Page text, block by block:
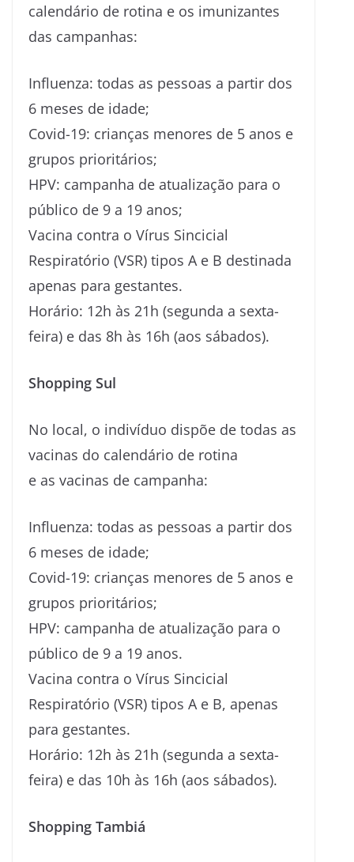
calendário de rotina e os imunizantes
das campanhas:
Influenza: todas as pessoas a partir dos
6 meses de idade;
Covid-19: crianças menores de 5 anos e
grupos prioritários;
HPV: campanha de atualização para o
público de 9 a 19 anos;
Vacina contra o Vírus Sincicial
Respiratório (VSR) tipos A e B destinada
apenas para gestantes.
Horário: 12h às 21h (segunda a sexta-
feira) e das 8h às 16h (aos sábados).
Shopping Sul
No local, o indivíduo dispõe de todas as
vacinas do calendário de rotina
e as vacinas de campanha:
Influenza: todas as pessoas a partir dos
6 meses de idade;
Covid-19: crianças menores de 5 anos e
grupos prioritários;
HPV: campanha de atualização para o
público de 9 a 19 anos.
Vacina contra o Vírus Sincicial
Respiratório (VSR) tipos A e B, apenas
para gestantes.
Horário: 12h às 21h (segunda a sexta-
feira) e das 10h às 16h (aos sábados).
Shopping Tambiá